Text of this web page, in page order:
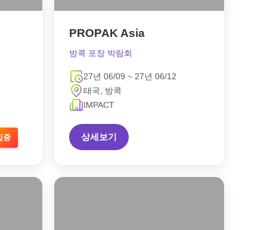
중
PROPAK Asia
방콕 포장 박람회
27년 06/09 ~ 27년 06/12
태국, 방콕
IMPACT
상세보기